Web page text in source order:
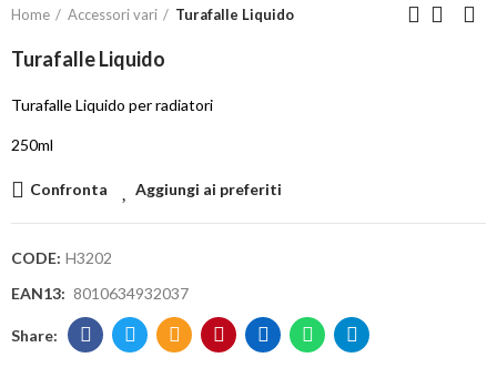
Home Accessori vari Turafalle Liquido
Turafalle Liquido
Turafalle Liquido per radiatori
250ml
Confronta Aggiungi ai preferiti
CODE: H3202
EAN13: 8010634932037